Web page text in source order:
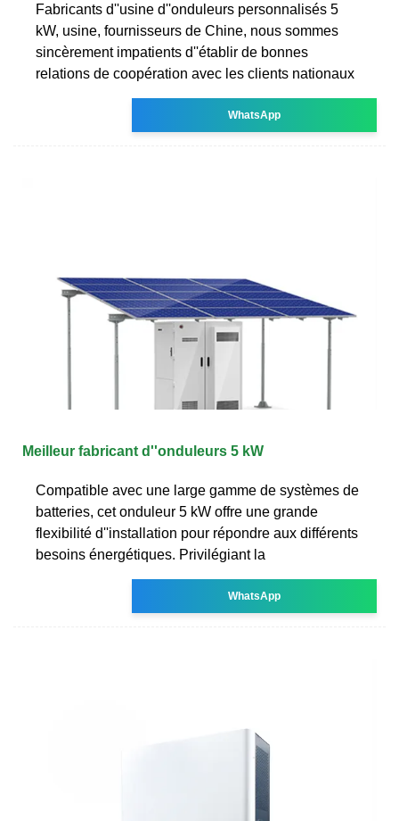
Fabricants d''usine d''onduleurs personnalisés 5
kW, usine, fournisseurs de Chine, nous sommes
sincèrement impatients d''établir de bonnes
relations de coopération avec les clients nationaux
WhatsApp
Meilleur fabricant d''onduleurs 5 kW
Compatible avec une large gamme de systèmes de
batteries, cet onduleur 5 kW offre une grande
flexibilité d''installation pour répondre aux différents
besoins énergétiques. Privilégiant la
WhatsApp